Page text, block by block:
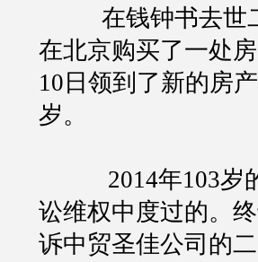
在钱钟书去世
在北京购买了一处
10 日领到了新的房
岁。
2014年103岁
讼维权中度过的。
诉中贸圣佳公司的